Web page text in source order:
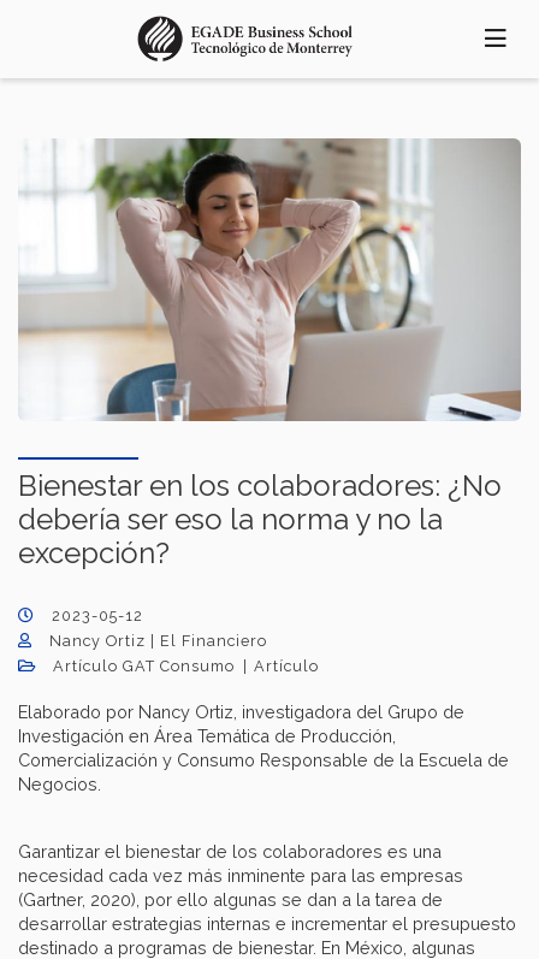
principal
Bienestar en los colaboradores: ¿No
debería ser eso la norma y no la
excepción?
2023-05-12
Nancy Ortiz | El Financiero
Artículo GAT Consumo
Artículo
Elaborado por Nancy Ortiz, investigadora del Grupo de
Investigación en Área Temática de Producción,
Comercialización y Consumo Responsable de la Escuela de
Negocios.
Garantizar el bienestar de los colaboradores es una
necesidad cada vez más inminente para las empresas
(Gartner, 2020), por ello algunas se dan a la tarea de
desarrollar estrategias internas e incrementar el presupuesto
destinado a programas de bienestar. En México, algunas